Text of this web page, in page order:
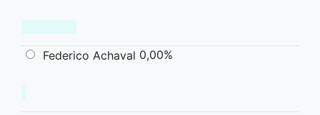
Federico Achaval 0,00%